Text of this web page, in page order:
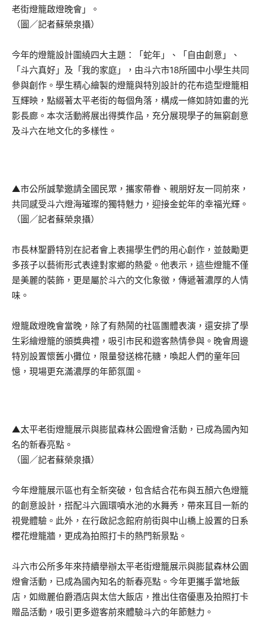
老街燈籠啟燈晚會」。
（圖／記者蘇榮泉攝）
今年的燈籠設計圍繞四大主題：「蛇年」、「自由創意」、
「斗六真好」及「我的家庭」，由斗六市18所國中小學生共同
參與創作。學生精心繪製的燈籠與特別設計的花布造型燈籠相
互輝映，點綴著太平老街的每個角落，構成一條如詩如畫的光
影長廊。本次活動將展出得獎作品，充分展現學子的無窮創意
及斗六在地文化的多樣性。
▲市公所誠摯邀請全國民眾，攜家帶眷、親朋好友一同前來，
共同感受斗六燈海璀璨的獨特魅力，迎接金蛇年的幸福光輝。
（圖／記者蘇榮泉攝）
市長林聖爵特別在記者會上表揚學生們的用心創作，並鼓勵更
多孩子以藝術形式表達對家鄉的熱愛。他表示，這些燈籠不僅
是美麗的裝飾，更是屬於斗六的文化象徵，傳遞著濃厚的人情
味。
燈籠啟燈晚會當晚，除了有熱鬧的社區團體表演，還安排了學
生彩繪燈籠的頒獎典禮，吸引市民和遊客熱情參與。晚會周邊
特別設置懷舊小攤位，限量發送棉花糖，喚起人們的童年回
憶，現場更充滿濃厚的年節氛圍。
▲太平老街燈籠展示與膨鼠森林公園燈會活動，已成為國內知
名的新春亮點。
（圖／記者蘇榮泉攝）
今年燈籠展示區也有全新突破，包含結合花布與五顏六色燈籠
的創意設計，搭配斗六圓環噴水池的水舞秀，帶來耳目一新的
視覺體驗。此外，在行啟記念館府前街與中山橋上設置的日系
櫻花燈籠牆，更成為拍照打卡的熱門新景點。
斗六市公所多年來持續舉辦太平老街燈籠展示與膨鼠森林公園
燈會活動，已成為國內知名的新春亮點。今年更攜手當地飯
店，如緻麗伯爵酒店與太信大飯店，推出住宿優惠及拍照打卡
贈品活動，吸引更多遊客前來體驗斗六的年節魅力。